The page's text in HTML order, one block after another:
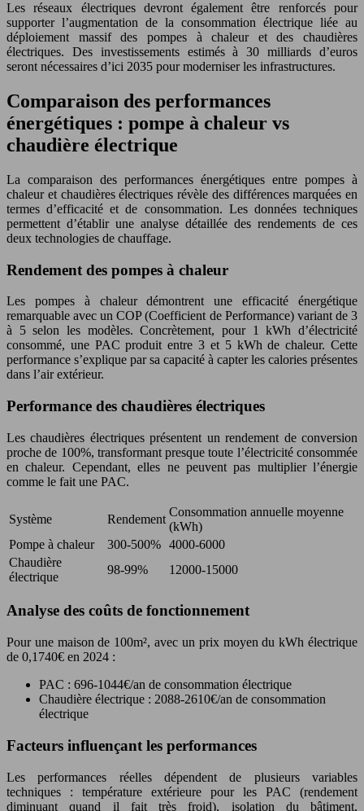
Les réseaux électriques devront également être renforcés pour
supporter l’augmentation de la consommation électrique liée au
déploiement massif des pompes à chaleur et des chaudières
électriques. Des investissements estimés à 30 milliards d’euros
seront nécessaires d’ici 2035 pour moderniser les infrastructures.
Comparaison des performances
énergétiques : pompe à chaleur vs
chaudière électrique
La comparaison des performances énergétiques entre pompes à
chaleur et chaudières électriques révèle des différences marquées en
termes d’efficacité et de consommation. Les données techniques
permettent d’établir une analyse détaillée des rendements de ces
deux technologies de chauffage.
Rendement des pompes à chaleur
Les pompes à chaleur démontrent une efficacité énergétique
remarquable avec un COP (Coefficient de Performance) variant de 3
à 5 selon les modèles. Concrètement, pour 1 kWh d’électricité
consommé, une PAC produit entre 3 et 5 kWh de chaleur. Cette
performance s’explique par sa capacité à capter les calories présentes
dans l’air extérieur.
Performance des chaudières électriques
Les chaudières électriques présentent un rendement de conversion
proche de 100%, transformant presque toute l’électricité consommée
en chaleur. Cependant, elles ne peuvent pas multiplier l’énergie
comme le fait une PAC.
Système Rendement
Consommation annuelle moyenne
(kWh)
Pompe à chaleur
300-500% 4000-6000
Chaudière
électrique
98-99% 12000-15000
Analyse des coûts de fonctionnement
Pour une maison de 100m², avec un prix moyen du kWh électrique
de 0,1740€ en 2024 :
PAC : 696-1044€/an de consommation électrique
Chaudière électrique : 2088-2610€/an de consommation
électrique
Facteurs influençant les performances
Les performances réelles dépendent de plusieurs variables
techniques : température extérieure pour les PAC (rendement
diminuant quand il fait très froid), isolation du bâtiment,